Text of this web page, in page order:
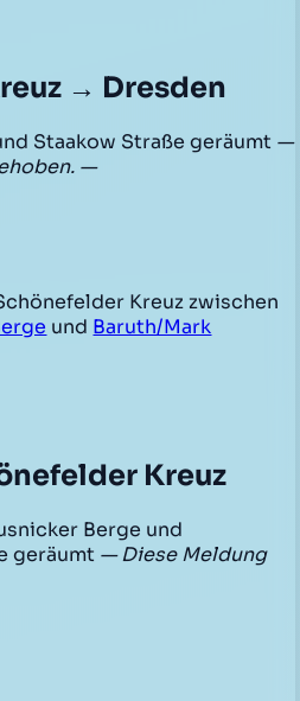
→ Dresden
Staakow Straße geräumt —
—
Kreuz zwischen
und Baruth/Mark
Kreuz
Berge und
geräumt — Diese Meldung